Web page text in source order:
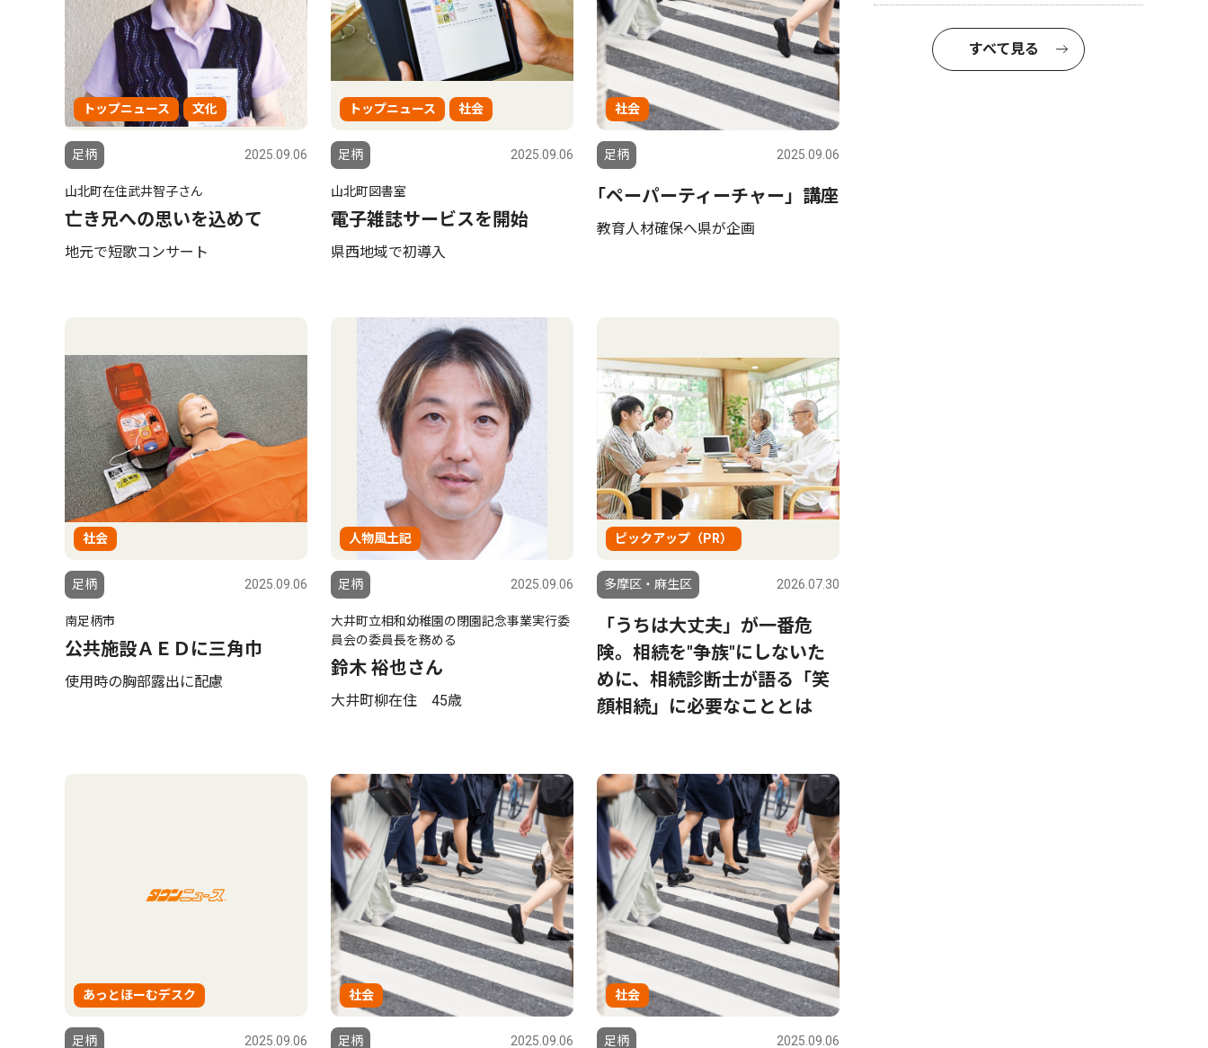
トップニュース 文化
足柄 2025.09.06
山北町在住武井智子さん
亡き兄への思いを込めて
地元で短歌コンサート
トップニュース 社会
足柄 2025.09.06
山北町図書室
電子雑誌サービスを開始
県西地域で初導入
社会
足柄 2025.09.06
｢ペーパーティーチャー」講座
教育人材確保へ県が企画
社会
足柄 2025.09.06
南足柄市
公共施設ＡＥＤに三角巾
使用時の胸部露出に配慮
人物風土記
足柄 2025.09.06
大井町立相和幼稚園の閉園記念事業実行委
員会の委員長を務める
鈴木 裕也さん
大井町柳在住 45歳
ピックアップ（PR）
多摩区・麻生区 2026.07.30
「うちは大丈夫」が一番危
険。相続を"争族"にしないた
めに、相続診断士が語る「笑
顔相続」に必要なこととは
あっとほーむデスク
足柄 2025.09.06
社会
足柄 2025.09.06
社会
足柄 2025.09.06
すべて見る